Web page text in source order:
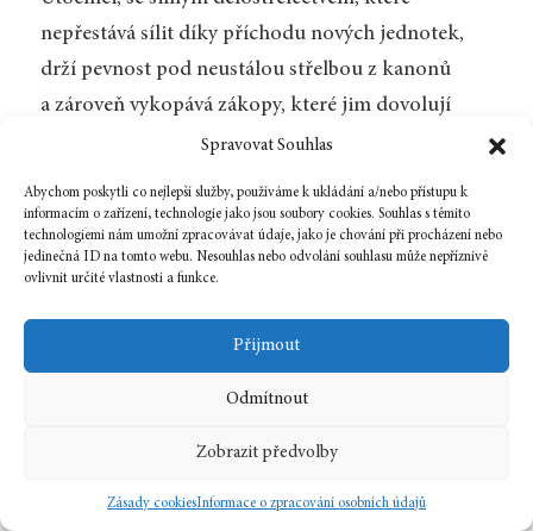
Spravovat Souhlas
Abychom poskytli co nejlepší služby, používáme k ukládání a/nebo přístupu k
informacím o zařízení, technologie jako jsou soubory cookies. Souhlas s těmito
technologiemi nám umožní zpracovávat údaje, jako je chování při procházení nebo
jedinečná ID na tomto webu. Nesouhlas nebo odvolání souhlasu může nepříznivě
ovlivnit určité vlastnosti a funkce.
Přijmout
Odmítnout
Zobrazit předvolby
Zásady cookiesInformace o zpracování osobních údajů
nepřestává sílit díky příchodu nových jednotek,
drží pevnost pod neustálou střelbou z kanonů
a zároveň vykopává zákopy, které jim dovolují
přibližovat se k Alamu krůček po krůčku. Brzy
místa, v úkrytu ubikací, které Texasani neměli čas
spálit. Travisovi muži dobře promyšlenou
střelbou, aby se vyhnuli promrhání munice, se
snaží zabránit novému usazování a tedy
přibližování nepřítele. Jenže se jim daří pouhé
zbrždění nepřítele. (s. 175)
Texasané, jejichž velitel slíbil zvítězit nebo zemřít,